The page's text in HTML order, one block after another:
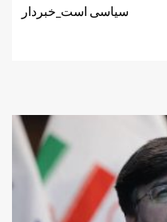
سیاسی است_خبردار